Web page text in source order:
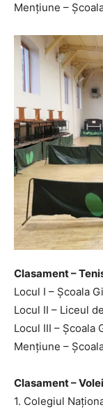
Mențiune –
Clasament –
Locul I – Școala
Locul II – Liceul
Locul III – Școala
Mențiune –
Clasament –
1. Colegiul